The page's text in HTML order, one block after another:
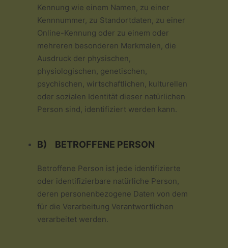
Kennung wie einem Namen, zu einer
Kennnummer, zu Standortdaten, zu einer
Online-Kennung oder zu einem oder
mehreren besonderen Merkmalen, die
Ausdruck der physischen,
physiologischen, genetischen,
psychischen, wirtschaftlichen, kulturellen
oder sozialen Identität dieser natürlichen
Person sind, identifiziert werden kann.
B) BETROFFENE PERSON
Betroffene Person ist jede identifizierte
oder identifizierbare natürliche Person,
deren personenbezogene Daten von dem
für die Verarbeitung Verantwortlichen
verarbeitet werden.